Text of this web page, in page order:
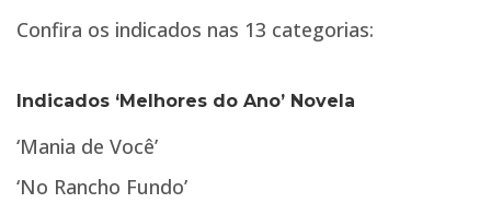
Confira os indicados nas 13 categorias:
Indicados ‘Melhores do Ano’ Novela
‘Mania de Você’
‘No Rancho Fundo’